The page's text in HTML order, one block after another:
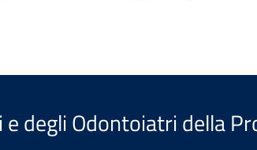
degli Odontoiatri della